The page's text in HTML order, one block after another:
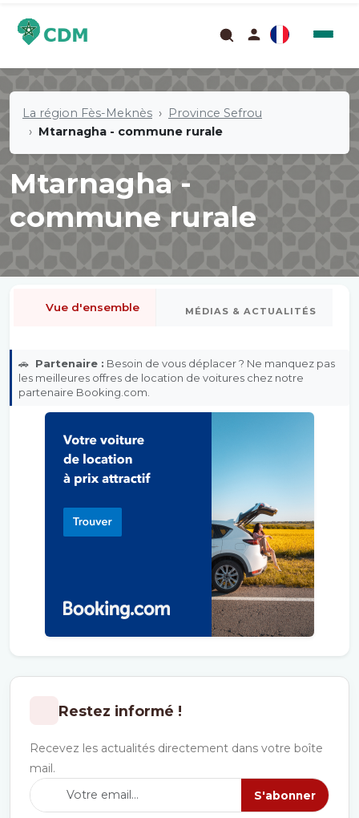
La région Fès-Meknès
Province Sefrou
Mtarnagha - commune rurale
Mtarnagha -
commune rurale
Vue d'ensemble MÉDIAS & ACTUALITÉS
🚗 Partenaire : Besoin de vous déplacer ? Ne manquez pas
les meilleures offres de location de voitures chez notre
partenaire Booking.com.
Restez informé !
Recevez les actualités directement dans votre boîte
mail.
S'abonner